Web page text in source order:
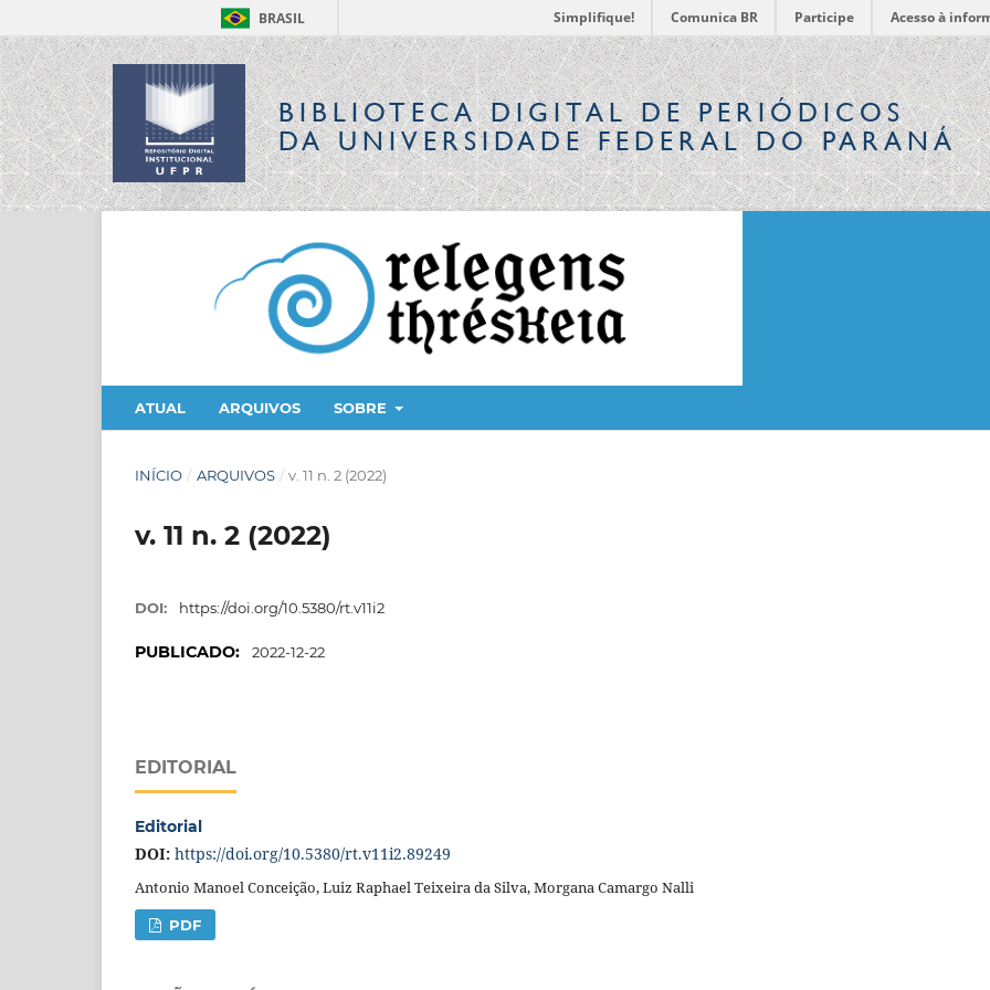
BRASIL Simplifique! Comunica BR Participe Acesso à
BIBLIOTECA DIGITALDE PERIÓDICOS
DA UNIVERSIDADE FEDERAL DO PARANÁ
ATUAL ARQUIVOS SOBRE
INÍCIO / ARQUIVOS / v. 11 n. 2 (2022)
v. 11 n. 2 (2022)
DOI: https://doi.org/10.5380/rt.v11i2
PUBLICADO: 2022-12-22
EDITORIAL
Editorial
DOI: https://doi.org/10.5380/rt.v11i2.89249
Antonio Manoel Conceição, Luiz Raphael Teixeira da Silva, Morgana Camargo Nalli
PDF